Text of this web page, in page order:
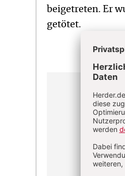
beigetreten. Er
getötet.